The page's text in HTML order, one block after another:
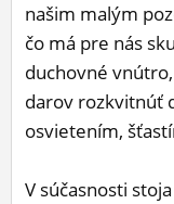
našim malým
čo má pre nás
duchovné
darov rozkvitnúť
osvietením,
V súčasnosti